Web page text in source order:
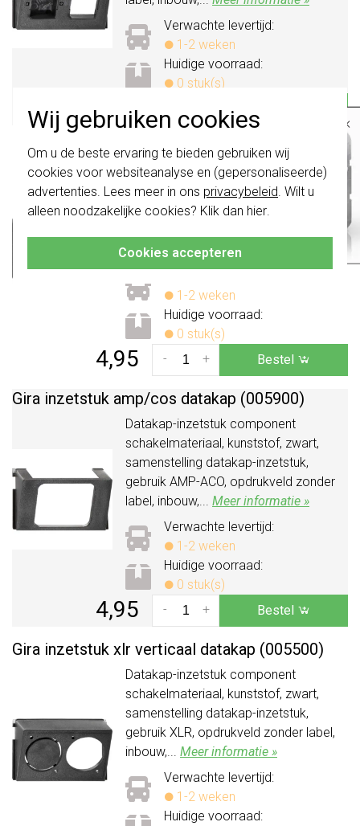
Wij gebruiken cookies
Om u de beste ervaring te bieden gebruiken wij
cookies voor websiteanalyse en (gepersonaliseerde)
advertenties. Lees meer in ons privacybeleid . Wilt u
alleen noodzakelijke cookies? Klik dan hier
Cookies accepteren
Verwachte levertijd:
1-2 weken
Huidige voorraad:
0 stuk(s)
4,95
Gira inzetstuk acs-ibm datakap (004700)
Datakap-inzetstuk component
schakelmateriaal, kunststof, zwart,
samenstelling datakap-inzetstuk,
zonder label,...Meer informatie »
1-2 weken
Huidige voorraad:
0 stuk(s)
4,95 +
- Bestel
Gira inzetstuk amp/cos datakap (005900)
Datakap-inzetstuk component
schakelmateriaal, kunststof, zwart,
samenstelling datakap-inzetstuk,
gebruik AMP-ACO, opdrukveld zonder
label, inbouw,... Meer informatie »
Verwachte levertijd:
1-2 weken
Huidige voorraad:
0 stuk(s)
4,95 +
- Bestel
Gira inzetstuk xlr verticaal datakap (005500)
Datakap-inzetstuk component
schakelmateriaal, kunststof, zwart,
samenstelling datakap-inzetstuk,
gebruik XLR, opdrukveld zonder label,
inbouw,... Meer informatie »
Verwachte levertijd:
1-2 weken
Huidige voorraad:
×
schakelwippen zijn vernieuwd. Ze zijn
niette combineren met de schakelaars
van vóór augustus 2024.
Klik hiervoor meer informatie, zodat je